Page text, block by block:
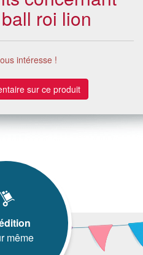
roi lion
intéresse !
sur ce produit
même